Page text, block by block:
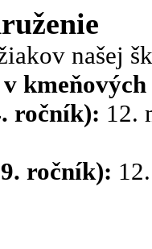
našej
v
ročník): 12.
ročník):